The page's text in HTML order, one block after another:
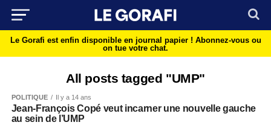
Le Gorafi est enfin disponible en journal papier ! Abonnez-vous ou
on tue votre chat.
All posts tagged "UMP"
POLITIQUE Il y a 14 ans
Jean-François Copé veut incarner une nouvelle gauche
au sein de l’UMP